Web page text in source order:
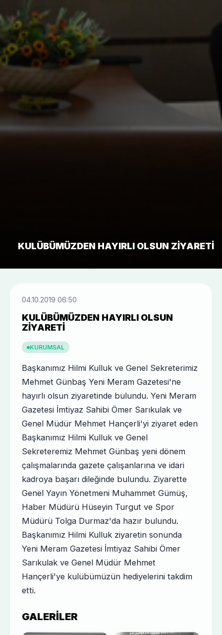
KULÜBÜMÜZDEN HAYIRLI OLSUN ZIYARETI
04.10.2019 06:50
KULÜBÜMÜZDEN HAYIRLI OLSUN
ZIYARETI
KURUMSAL
Başkanımız Hilmi Kulluk ve Genel Sekreterimiz
Mehmet Günbaş Yeni Meram Gazetesi'ne
hayırlı olsun ziyaretinde bulundu. Yeni Meram
Gazetesi İmtiyaz Sahibi Ömer Sarıkulak ve
Genel Müdür Mehmet Hançerli'yi ziyaret eden
Başkanımız Hilmi Kulluk ve Genel
Sekreteremiz Mehmet Günbaş yeni dönem
çalışmalarında gazete çalışanlarına ve idari
kadroya başarı dileğinde bulundu. Ziyarette
Genel Yayın Yönetmeni Muhammet Gümüş,
Haber Müdürü Hüseyin Turgut ve Spor
Müdürü Tolga Durmaz'da hazır bulundu.
Başkanımız Hilmi Kulluk ziyaretin sonunda
Yeni Meram Gazetesi İmtiyaz Sahibi Ömer
Sarıkulak ve Genel Müdür Mehmet
Hançerli'ye kulübümüzün hediyelerini takdim
etti.
GALERILER